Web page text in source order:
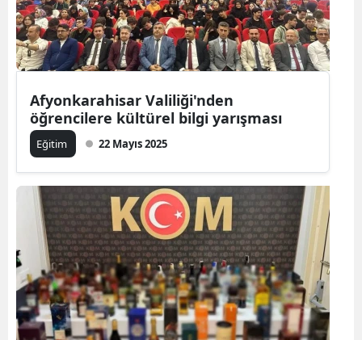
Afyonkarahisar Valiliği'nden
öğrencilere kültürel bilgi yarışması
Eğitim 22 Mayıs 2025